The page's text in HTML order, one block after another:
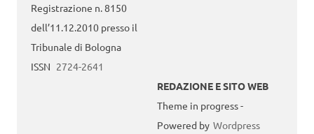
Registrazione n. 8150
dell’11.12.2010 presso il
Tribunale di Bologna
ISSN 2724-2641
REDAZIONE E SITO WEB
Theme in progress -
Powered by Wordpress